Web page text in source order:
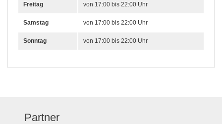
Freitag von 17:00 bis 22:00 Uhr
Samstag von 17:00 bis 22:00 Uhr
Sonntag von 17:00 bis 22:00 Uhr
Partner